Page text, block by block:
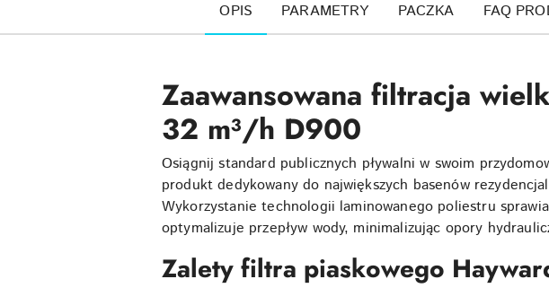
OPIS PARAMETRY PACZKA FAQ
Zaawansowana filtracja
32 m³/h D900
Osiągnij standard publicznych pływalni w swoim
produkt dedykowany do największych basenów
Wykorzystanie technologii laminowanego poliestru
optymalizuje przepływ wody, minimalizując opory
Zalety filtra piaskowego